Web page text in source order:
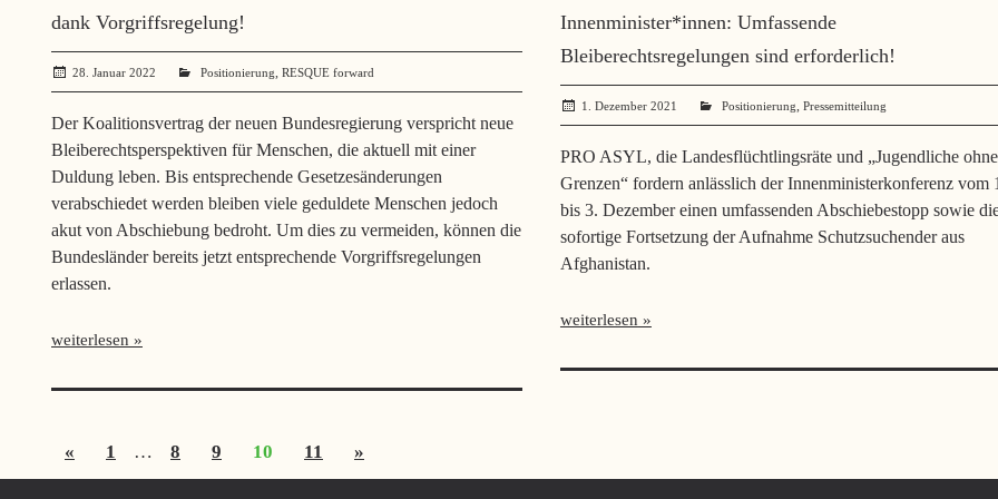
dank Vorgriffsregelung!
28. Januar 2022 administrator
Positionierung ,RESQUE forward
Der Koalitionsvertrag der neuen Bundesregierung verspricht neue
Bleiberechtsperspektiven für Menschen, die aktuell mit einer
Duldung leben. Bis entsprechende Gesetzesänderungen
verabschiedet werden bleiben viele geduldete Menschen jedoch
akut von Abschiebung bedroht. Um dies zu vermeiden, können die
Bundesländer bereits jetzt entsprechende Vorgriffsregelungen
erlassen.
weiterlesen
Innenminister*innen: Umfassende
Bleiberechtsregelungen sind erforderlich!
1. Dezember 2021 administrator
Positionierung ,Pressemitteilung
PRO ASYL, die Landesflüchtlingsräte und „Jugendliche ohne
Grenzen“ fordern anlässlich der Innenministerkonferenz vom
bis 3. Dezember einen umfassenden Abschiebestopp sowie
sofortige Fortsetzung der Aufnahme Schutzsuchender aus
Afghanistan.
weiterlesen
Seitennummerierung
« Vorherige
Beiträge
1 … 8 9 10 11
Nächste
Beiträge
»